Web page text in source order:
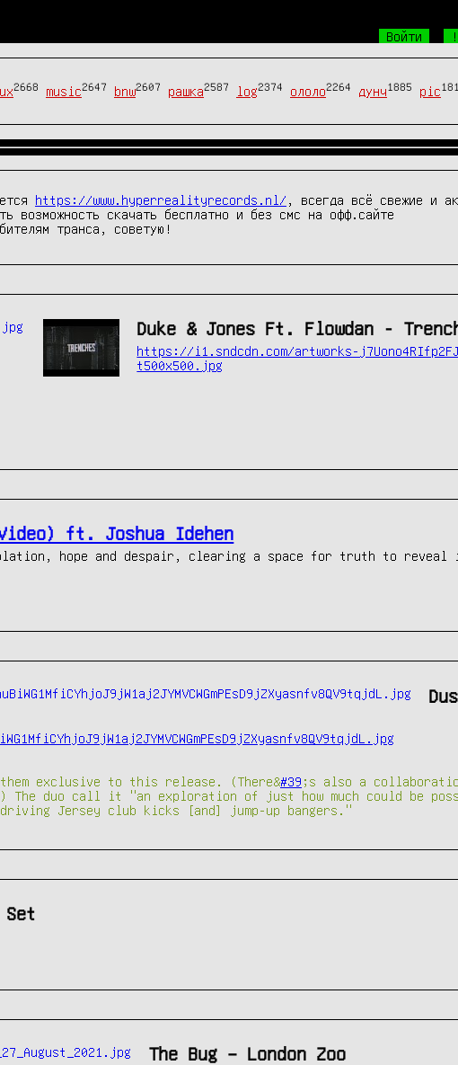
Войти
2668 music2647 bnw2607 рашка2587 log2374 ололо2264 дунч1885 pic
https://www.hyperrealityrecords.nl/ , всегда всё свежие и
транса, советую!
Duke & Jones Ft. Flowdan -
https://i1.sndcdn.com/artworks-
t500x500.jpg
ft. Joshua Idehen
hope and despair, clearing a space for truth to
exclusive to this release. (There&#39 ;s also a
The duo call it "an exploration of just how much could be
Jersey club kicks [and] jump-up bangers."
Set
The Bug ‎– London Zoo